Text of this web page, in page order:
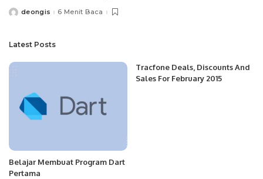
Posteddeongis 6 Menit Baca
Latest Posts
Belajar Membuat Program Dart
Pertama
Tracfone Deals, Discounts And
Sales For February 2015